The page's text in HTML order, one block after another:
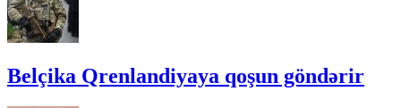
Belçika Qrenlandiyaya qoşun göndərir